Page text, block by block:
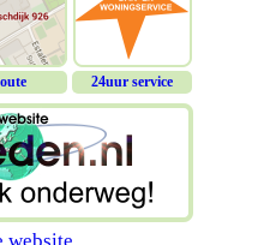
24uur service